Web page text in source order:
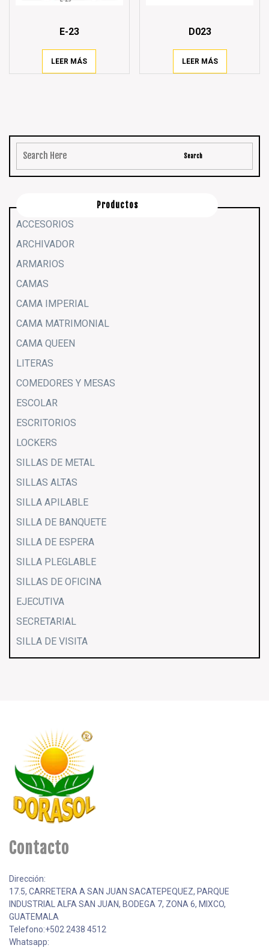
E-23
LEER MÁS
D023
LEER MÁS
Productos
ACCESORIOS
ARCHIVADOR
ARMARIOS
CAMAS
CAMA IMPERIAL
CAMA MATRIMONIAL
CAMA QUEEN
LITERAS
COMEDORES Y MESAS
ESCOLAR
ESCRITORIOS
LOCKERS
SILLAS DE METAL
SILLAS ALTAS
SILLA APILABLE
SILLA DE BANQUETE
SILLA DE ESPERA
SILLA PLEGLABLE
SILLAS DE OFICINA
EJECUTIVA
SECRETARIAL
SILLA DE VISITA
Contacto
Dirección:
17.5, CARRETERA A SAN JUAN SACATEPEQUEZ, PARQUE
INDUSTRIAL ALFA SAN JUAN, BODEGA 7, ZONA 6, MIXCO,
GUATEMALA
Telefono:+502 2438 4512
Whatsapp: